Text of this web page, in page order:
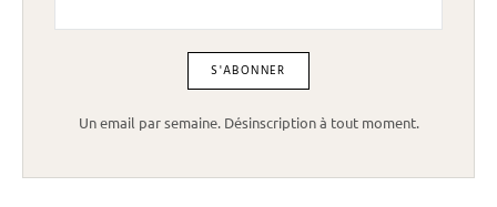
Un email par semaine. Désinscription à tout moment.